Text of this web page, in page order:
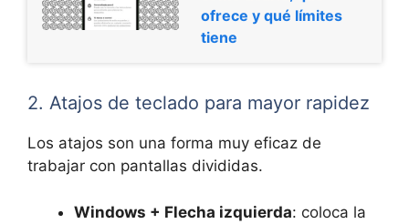
ofrece y qué límites
tiene
2. Atajos de teclado para mayor rapidez
Los atajos son una forma muy eficaz de
trabajar con pantallas divididas.
Windows + Flecha izquierda: coloca la